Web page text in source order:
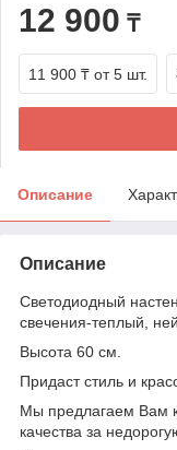
12 900 ₸
11 900 ₸ от 5 шт.
Описание
Описание
Светодиодный
свечения-теплый,
Высота 60 см.
Придаст стиль и
Мы предлагаем Вам
качества за